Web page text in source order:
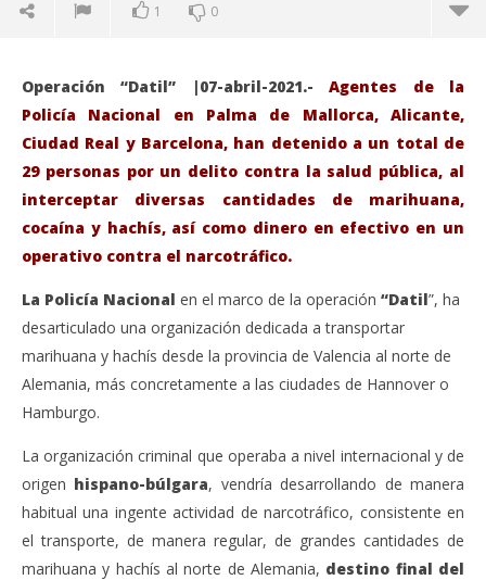
1 0
VIENDO AHORA
La Policía Nacional detiene a 29 personas y
desmantela una macroplantación de marihuana
con cinco mil plantas.
abril
7,
2021
Operación “Datil” |07-abril-2021.-Agentes de la
Policía Nacional en Palma de Mallorca, Alicante,
Ciudad Real y Barcelona, han detenido a un total de
29 personas por un delito contra la salud pública, al
interceptar diversas cantidades de marihuana,
cocaína y hachís, así como dinero en efectivo en un
operativo contra el narcotráfico.
La Policía Nacional en el marco de la operación “Datil”, ha
desarticulado una organización dedicada a transportar
marihuana y hachís desde la provincia de Valencia al norte de
Alemania, más concretamente a las ciudades de Hannover o
Hamburgo.
La organización criminal que operaba a nivel internacional y de
origen hispano-búlgara, vendría desarrollando de manera
habitual una ingente actividad de narcotráfico, consistente en
el transporte, de manera regular, de grandes cantidades de
marihuana y hachís al norte de Alemania, destino final del